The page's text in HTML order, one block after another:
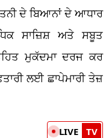
ਦੇ ਬਿਆਨਾਂ ਦੇ ਆਧਾਰ
ਸਾਜ਼ਿਸ਼ ਅਤੇ ਸਬੂਤ
ਮੁਕੱਦਮਾ ਦਰਜ ਕਰ
ਲਈ ਛਾਪੇਮਾਰੀ ਤੇਜ਼
LIVE TV